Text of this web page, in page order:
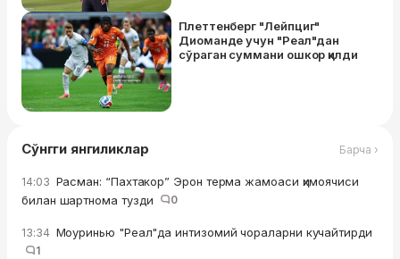
Плеттенберг "Лейпциг"
Диомандe учун "Реал"дан
сўраган суммани ошкор қилди
Сўнгги янгиликлар Барча ›
14:03 Расман: “Пахтакор” Эрон терма жамоаси ҳимоячиси
билан шартнома тузди
0
13:34 Моуринью "Реал"да интизомий чораларни кучайтирди
1